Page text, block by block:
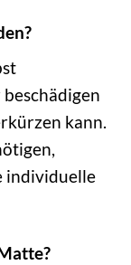
kann.
individuelle